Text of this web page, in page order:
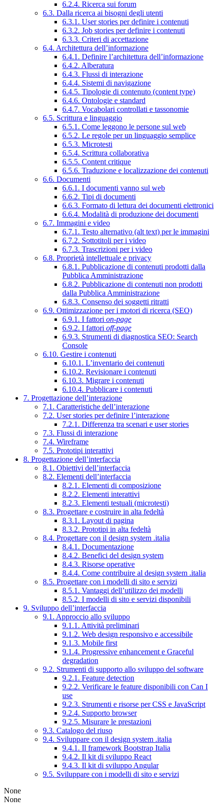
6.2.4. Ricerca sui forum
6.3. Dalla ricerca ai bisogni degli utenti
6.3.1. User stories per definire i contenuti
6.3.2. Job stories per definire i contenuti
6.3.3. Criteri di accettazione
6.4. Architettura dell’informazione
6.4.1. Definire l’architettura dell’informazione
6.4.2. Alberatura
6.4.3. Flussi di interazione
6.4.4. Sistemi di navigazione
6.4.5. Tipologie di contenuto (content type)
6.4.6. Ontologie e standard
6.4.7. Vocabolari controllati e tassonomie
6.5. Scrittura e linguaggio
6.5.1. Come leggono le persone sul web
6.5.2. Le regole per un linguaggio semplice
6.5.3. Microtesti
6.5.4. Scrittura collaborativa
6.5.5. Content critique
6.5.6. Traduzione e localizzazione dei contenuti
6.6. Documenti
6.6.1. I documenti vanno sul web
6.6.2. Tipi di documenti
6.6.3. Formato di lettura dei documenti elettronici
6.6.4. Modalità di produzione dei documenti
6.7. Immagini e video
6.7.1. Testo alternativo (alt text) per le immagini
6.7.2. Sottotitoli per i video
6.7.3. Trascrizioni per i video
6.8. Proprietà intellettuale e privacy
6.8.1. Pubblicazione di contenuti prodotti dalla
Pubblica Amministrazione
6.8.2. Pubblicazione di contenuti non prodotti
dalla Pubblica Amministrazione
6.8.3. Consenso dei soggetti ritratti
6.9. Ottimizzazione per i motori di ricerca (SEO)
6.9.1. I fattori on-page
6.9.2. I fattori off-page
6.9.3. Strumenti di diagnostica SEO: Search
Console
6.10. Gestire i contenuti
6.10.1. L’inventario dei contenuti
6.10.2. Revisionare i contenuti
6.10.3. Migrare i contenuti
6.10.4. Pubblicare i contenuti
7. Progettazione dell’interazione
7.1. Caratteristiche dell’interazione
7.2. User stories per definire l’interazione
7.2.1. Differenza tra scenari e user stories
7.3. Flussi di interazione
7.4. Wireframe
7.5. Prototipi interattivi
8. Progettazione dell’interfaccia
8.1. Obiettivi dell’interfaccia
8.2. Elementi dell’interfaccia
8.2.1. Elementi di composizione
8.2.2. Elementi interattivi
8.2.3. Elementi testuali (microtesti)
8.3. Progettare e costruire in alta fedeltà
8.3.1. Layout di pagina
8.3.2. Prototipi in alta fedeltà
8.4. Progettare con il design system .italia
8.4.1. Documentazione
8.4.2. Benefici del design system
8.4.3. Risorse operative
8.4.4. Come contribuire al design system .italia
8.5. Progettare con i modelli di sito e servizi
8.5.1. Vantaggi dell’utilizzo dei modelli
8.5.2. I modelli di sito e servizi disponibili
9. Sviluppo dell’interfaccia
9.1. Approccio allo sviluppo
9.1.1. Attività preliminari
9.1.2. Web design responsivo e accessibile
9.1.3. Mobile first
9.1.4. Progressive enhancement e Graceful
degradation
9.2. Strumenti di supporto allo sviluppo del software
9.2.1. Feature detection
9.2.2. Verificare le feature disponibili con Can I
use
9.2.3. Strumenti e risorse per CSS e JavaScript
9.2.4. Supporto browser
9.2.5. Misurare le prestazioni
9.3. Catalogo del riuso
9.4. Sviluppare con il design system .italia
9.4.1. Il framework Bootstrap Italia
9.4.2. Il kit di sviluppo React
9.4.3. Il kit di sviluppo Angular
9.5. Sviluppare con i modelli di sito e servizi
None
None